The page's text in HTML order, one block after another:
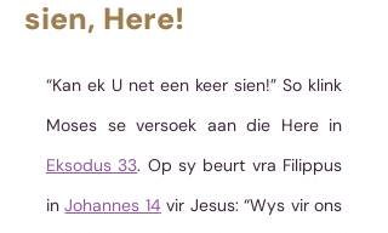
sien, Here!
“Kan ek U net een keer sien!” So klink
Eksodus 33. Op sy beurt vra Filippus
in Johannes 14 vir Jesus: “Wys vir ons